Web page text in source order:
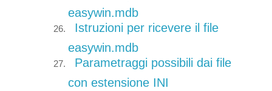
easywin.mdb
Istruzioni per ricevere il file
easywin.mdb
Parametraggi possibili dai file
con estensione INI